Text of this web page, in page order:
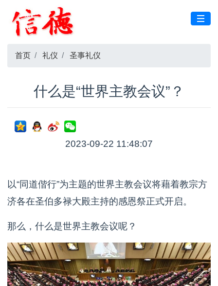
首页 礼仪 圣事礼仪
什么是“世界主教会议”？
2023-09-22 11:48:07
以“同道偕行”为主题的世界主教会议将藉着教宗方
济各在圣伯多禄大殿主持的感恩祭正式开启。
那么，什么是世界主教会议呢？